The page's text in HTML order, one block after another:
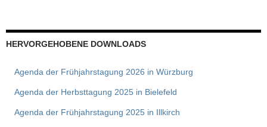
HERVORGEHOBENE DOWNLOADS
Agenda der Frühjahrstagung 2026 in Würzburg
Agenda der Herbsttagung 2025 in Bielefeld
Agenda der Frühjahrstagung 2025 in Illkirch